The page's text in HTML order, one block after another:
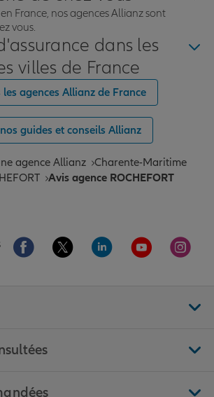
France, nos agences Allianz sont
vous.
dans les
villes de France
les agences Allianz de France
guides et conseils Allianz
agence Allianz Charente-Maritime
Avis agence ROCHEFORT
Aller sur la page Facebook de Allianz
Aller sur la page Twitter de
Aller sur la page
Aller sur la
Aller